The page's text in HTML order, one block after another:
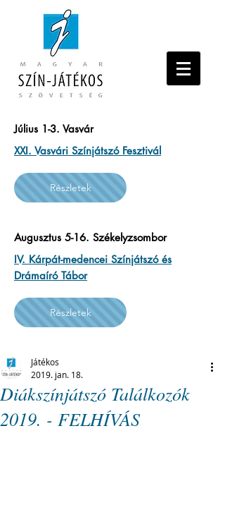
Július 1-3. Vasvár
XXI. Vasvári Színjátszó Fesztivál
Részletek
Augusztus 5-16. Székelyzsombor
IV. Kárpát-medencei Színjátszó és
Drámaíró Tábor
Részletek
Diákszínjátszó Találkozók
2019. - FELHÍVÁS
Játékos
2019. jan. 18.